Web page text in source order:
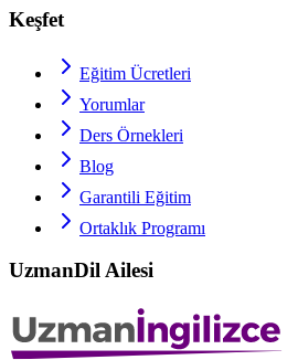
Keşfet
Eğitim Ücretleri
Yorumlar
Ders Örnekleri
Blog
Garantili Eğitim
Ortaklık Programı
UzmanDil Ailesi